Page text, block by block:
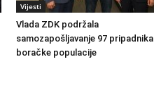
Vijesti
Vlada ZDK podržala
samozapošljavanje 97 pripadnika
boračke populacije